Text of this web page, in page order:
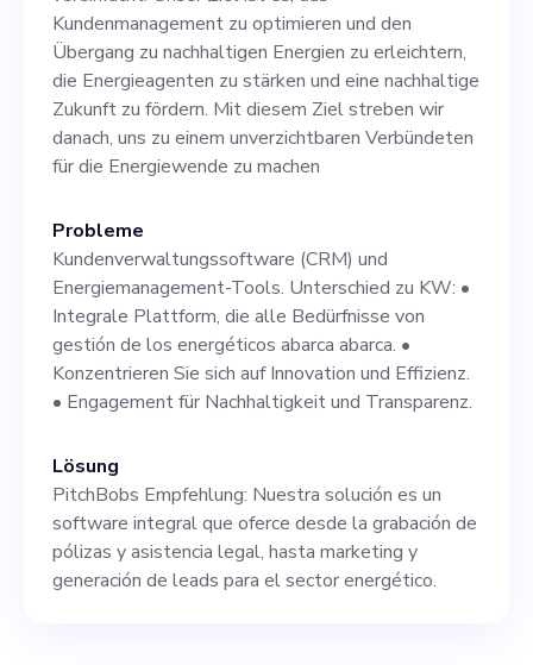
energético con nosotros, nos
encantaría hablar contigo.
Kundenmanagement zu optimieren und den
Übergang zu nachhaltigen Energien zu erleichtern,
die Energieagenten zu stärken und eine nachhaltige
Zukunft zu fördern. Mit diesem Ziel streben wir
danach, uns zu einem unverzichtbaren Verbündeten
für die Energiewende zu machen
Probleme
Kundenverwaltungssoftware (CRM) und
Energiemanagement-Tools. Unterschied zu KW: •
Integrale Plattform, die alle Bedürfnisse von
gestión de los energéticos abarca abarca. •
Konzentrieren Sie sich auf Innovation und Effizienz.
• Engagement für Nachhaltigkeit und Transparenz.
Lösung
PitchBobs Empfehlung: Nuestra solución es un
software integral que oferce desde la grabación de
pólizas y asistencia legal, hasta marketing y
generación de leads para el sector energético.